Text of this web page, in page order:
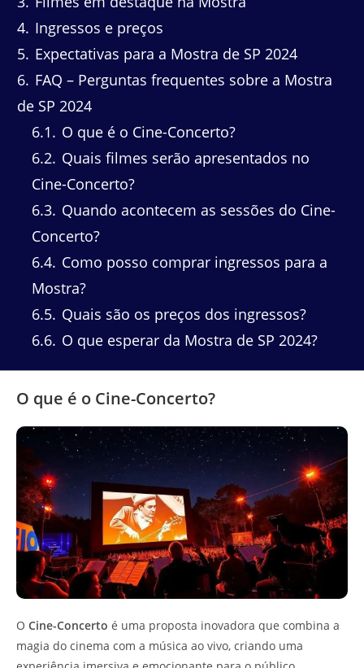
4 Ingressos e preços
5 Expectativas para a Mostra de SP 2024
6 FAQ – Perguntas frequentes sobre a Mostra
de SP 2024
6.1
O que é o Cine-Concerto?
6.2 Quais filmes serão apresentados no
Cine-Concerto?
6.3 Quando acontecem as sessões do Cine-
Concerto?
6.4 Como posso comprar ingressos para a
Mostra?
6.5 Quais são os preços dos ingressos?
6.6 O que esperar da Mostra de SP 2024?
O que é o Cine-Concerto?
O Cine-Concerto é uma proposta inovadora que combina a
magia do cinema com a música ao vivo, criando uma